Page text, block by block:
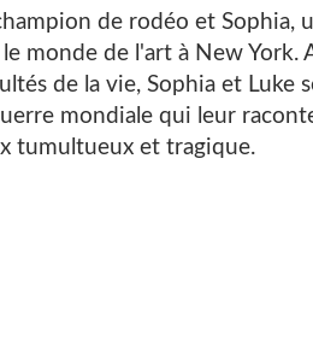
de rodéo et Sophia,
monde de l'art à New York.
de la vie, Sophia et Luke
mondiale qui leur
tumultueux et tragique.